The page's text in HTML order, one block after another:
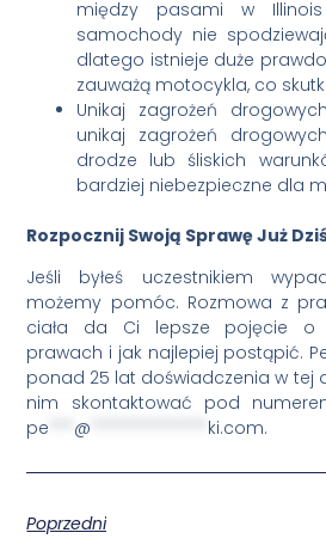
między pasami w
samochody nie
dlatego istnieje duże
zauważą motocykla, co
Unikaj zagrożeń
unikaj zagrożeń
drodze lub śliskich
bardziej niebezpieczne dla
Rozpocznij Swoją Sprawę Już
Jeśli byłeś uczestnikiem
możemy pomóc. Rozmowa z
ciała da Ci lepsze pojęcie o
prawach i jak najlepiej postąpić.
ponad 25 lat doświadczenia w tej
nim skontaktować pod
pe
@ ki.com.
Poprzedni